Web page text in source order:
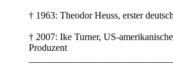
† 1963: Theodor Heuss, erster
† 2007: Ike Turner, US-
Produzent